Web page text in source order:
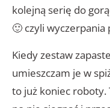
kolejną serię do
🙂 czyli
Kiedy zestaw
umieszczam je w
to już koniec roboty.